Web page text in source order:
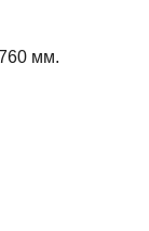
мм.